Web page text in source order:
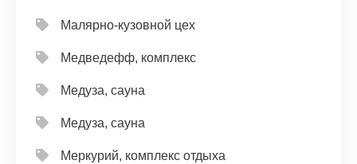
Малярно-кузовной цех
Медведефф, комплекс
Медуза, сауна
Медуза, сауна
Меркурий, комплекс отдыха